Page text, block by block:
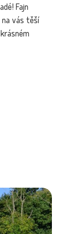
Fajn
na vás těší